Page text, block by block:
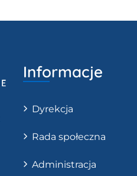
Informacje
Dyrekcja
Rada społeczna
Administracja